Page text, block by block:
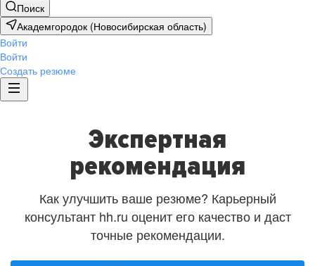
Поиск
Академгородок (Новосибирская область)
Войти
Войти
Создать резюме
Экспертная
рекомендация
Как улучшить ваше резюме? Карьерный
консультант hh.ru оценит его качество и даст
точные рекомендации.